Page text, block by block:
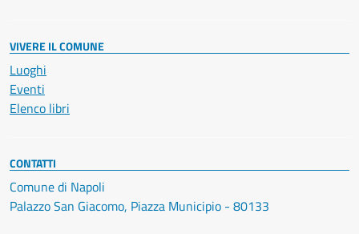
VIVERE IL COMUNE
Luoghi
Eventi
Elenco libri
CONTATTI
Comune di Napoli
Palazzo San Giacomo, Piazza Municipio - 80133